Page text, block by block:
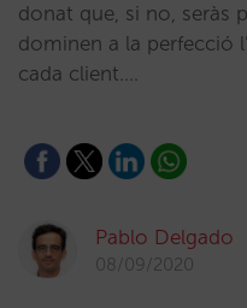
donat que, si no, seràs
dominen a la perfecció
cada client.…
Pablo Delgado
08/09/2020